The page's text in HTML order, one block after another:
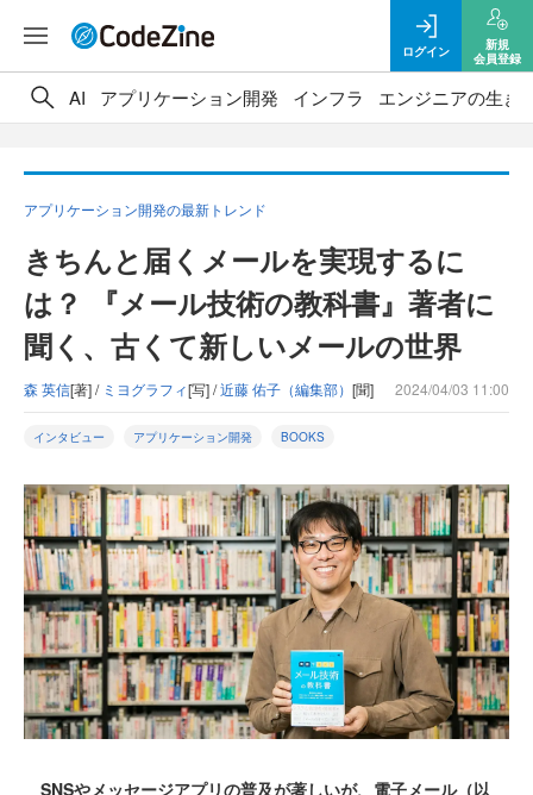
ログイン
新規
会員登録
AI アプリケーション開発 インフラ エンジニアの生き
アプリケーション開発の最新トレンド
きちんと届くメールを実現するに
は？ 『メール技術の教科書』著者に
聞く、古くて新しいメールの世界
森 英信[著] / ミヨグラフィ[写] /近藤 佑子（編集部） [聞] 2024/04/03 11:00
インタビュー アプリケーション開発 BOOKS
SNSやメッセージアプリの普及が著しいが、電子メール（以